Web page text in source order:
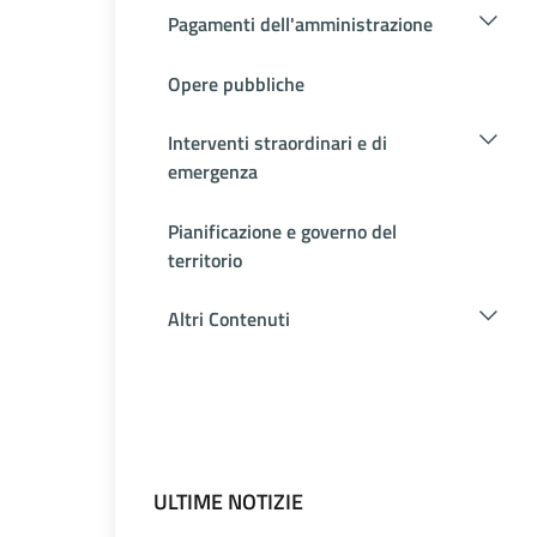
Pagamenti dell'amministrazione
Opere pubbliche
Interventi straordinari e di
emergenza
Pianificazione e governo del
territorio
Altri Contenuti
ULTIME NOTIZIE